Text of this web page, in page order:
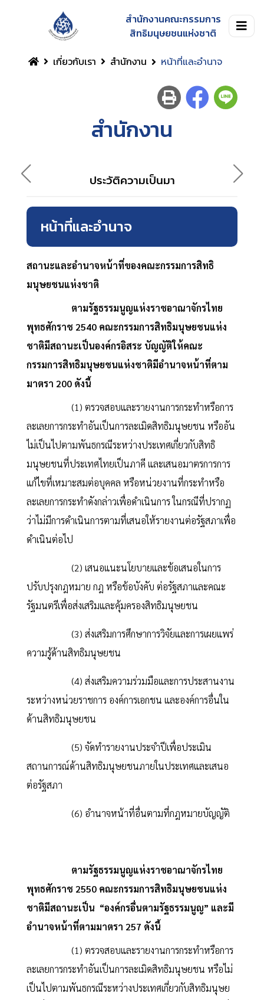
สำนักงานคณะกรรมการ
สิทธิมนุษยชนแห่งชาติ
เกี่ยวกับเรา
สำนักงาน หน้าที่และอำนาจ
สำนักงาน
ประวัติความเป็นมา
หน้าที่และอำนาจ
สถานะและอำนาจหน้าที่ของคณะกรรมการสิทธิ
มนุษยชนแห่งชาติ
ตามรัฐธรรมนูญแห่งราชอาณาจักรไทย
พุทธศักราช 2540 คณะกรรมการสิทธิมนุษยชนแห่ง
ชาติมีสถานะเป็นองค์กรอิสระ บัญญัติให้คณะ
กรรมการสิทธิมนุษยชนแห่งชาติมีอำนาจหน้าที่ตาม
มาตรา 200 ดังนี้
(1) ตรวจสอบและรายงานการกระทำหรือการ
ละเลยการกระทำอันเป็นการละเมิดสิทธิมนุษยชน หรืออัน
ไม่เป็นไปตามพันธกรณีระหว่างประเทศเกี่ยวกับสิทธิ
มนุษยชนที่ประเทศไทยเป็นภาคี และเสนอมาตรการการ
แก้ไขที่เหมาะสมต่อบุคคล หรือหน่วยงานที่กระทำหรือ
ละเลยการกระทำดังกล่าวเพื่อดำเนินการ ในกรณีที่ปรากฏ
ว่าไม่มีการดำเนินการตามที่เสนอให้รายงานต่อรัฐสภาเพื่อ
ดำเนินต่อไป
(2) เสนอแนะนโยบายและข้อเสนอในการ
ปรับปรุงกฎหมาย กฎ หรือข้อบังคับ ต่อรัฐสภาและคณะ
รัฐมนตรีเพื่อส่งเสริมและคุ้มครองสิทธิมนุษยชน
(3) ส่งเสริมการศึกษาการวิจัยและการเผยแพร่
ความรู้ด้านสิทธิมนุษยชน
(4) ส่งเสริมความร่วมมือและการประสานงาน
ระหว่างหน่วยราชการ องค์การเอกชน และองค์การอื่นใน
ด้านสิทธิมนุษยชน
(5) จัดทำรายงานประจำปีเพื่อประเมิน
สถานการณ์ด้านสิทธิมนุษยชนภายในประเทศและเสนอ
ต่อรัฐสภา
(6) อำนาจหน้าที่อื่นตามที่กฎหมายบัญญัติ
ตามรัฐธรรมนูญแห่งราชอาณาจักรไทย
พุทธศักราช 2550 คณะกรรมการสิทธิมนุษยชนแห่ง
ชาติมีสถานะเป็น “องค์กรอื่นตามรัฐธรรมนูญ” และมี
อำนาจหน้าที่ตามมาตรา 257 ดังนี้
(1) ตรวจสอบและรายงานการกระทำหรือการ
ละเลยการกระทำอันเป็นการละเมิดสิทธิมนุษยชน หรือไม่
เป็นไปตามพันธกรณีระหว่างประเทศเกี่ยวกับสิทธิมนุษย